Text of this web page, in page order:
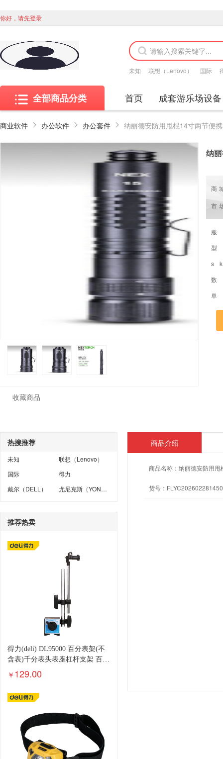
你好，请先登录
未知 联想（Lenovo） 国际
全部商品分类 首页 成套游乐场设备
商业软件 办公软件 办公套件
收藏商品
纳
商
市
服
型
s
数
单
热搜推荐
未知
联想（Lenovo）
国际
得力
戴尔（DELL）
尤尼克斯（YONEX）
推荐热卖
得力(deli) DL95000 百分表架(不
含表)千分表头表座杠杆支架 百分
表架
￥ 129.00
商品介绍
商品名称： 纳丽德安防用甩
货号：